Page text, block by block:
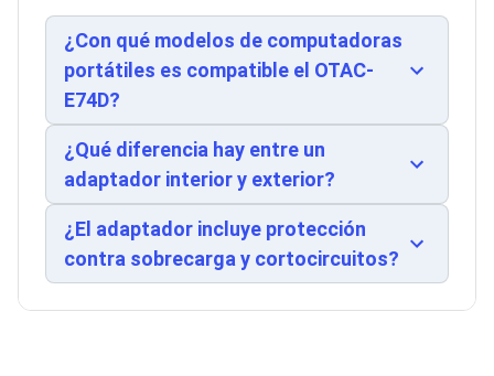
Memorias RAM y Flash
Memorias RAM para PC
Memorias RAM para Servidores
Memorias RAM para Laptop
Memorias USB
Lectores de Memoria
Memorias Flash
Componentes
Tarjetas de Expansión
Tarjetas PCI Express
Tarjetas de Sonido
Tarjetas PCI
Procesadores
Procesadores para PC
¿Con qué modelos de computadoras
portátiles es compatible el OTAC-
E74D?
¿Qué diferencia hay entre un
adaptador interior y exterior?
¿El adaptador incluye protección
contra sobrecarga y cortocircuitos?